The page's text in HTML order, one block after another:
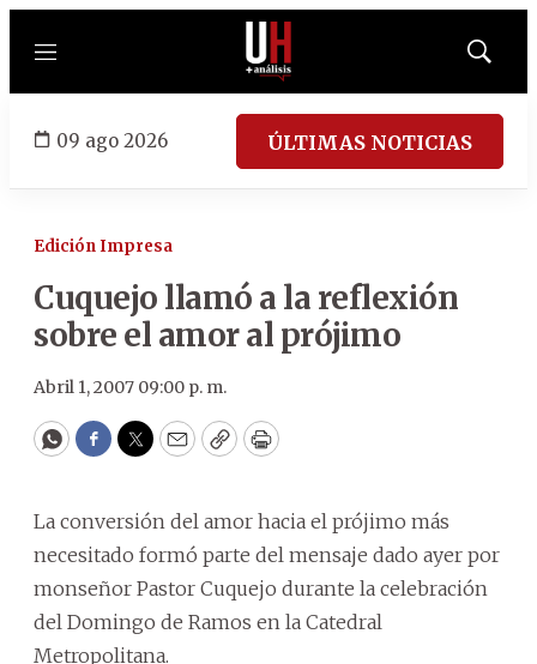
Menú
Mostrar
09 ago 2026 ÚLTIMAS NOTICIAS
Edición Impresa
Cuquejo llamó a la reflexión
sobre el amor al prójimo
Abril 1, 2007 09:00 p. m.
WhatsApp
Facebook
Twitter
EmailCopyPrint
La conversión del amor hacia el prójimo más
necesitado formó parte del mensaje dado ayer por
monseñor Pastor Cuquejo durante la celebración
del Domingo de Ramos en la Catedral
Metropolitana.